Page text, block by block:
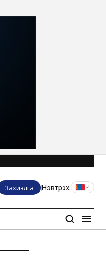
Захиалга Нэвтрэх